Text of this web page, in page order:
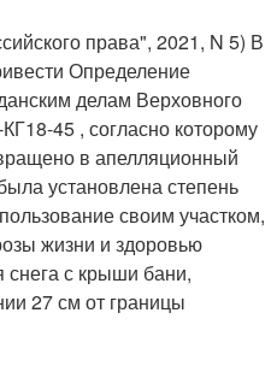
права", 2021, N 5) В
Определение
делам Верховного
45 , согласно которому
в апелляционный
установлена степень
своим участком,
жизни и здоровью
снега с крыши бани,
27 см от границы